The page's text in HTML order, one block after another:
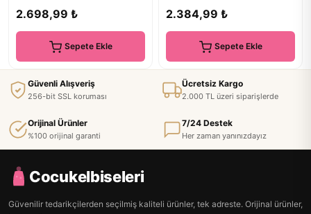
2.698,99 ₺
Sepete Ekle
2.384,99 ₺
Sepete Ekle
Güvenli Alışveriş
256-bit SSL koruması
Ücretsiz Kargo
2.000 TL üzeri siparişlerde
Orijinal Ürünler
%100 orijinal garanti
7/24 Destek
Her zaman yanınızdayız
Cocukelbiseleri
Güvenilir tedarikçilerden seçilmiş kaliteli ürünler, tek adreste. Orijinal ürünler,